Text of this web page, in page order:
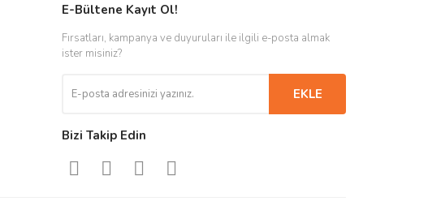
E-Bültene Kayıt Ol!
Fırsatları, kampanya ve duyuruları ile ilgili e-posta almak
ister misiniz?
EKLE
Bizi Takip Edin